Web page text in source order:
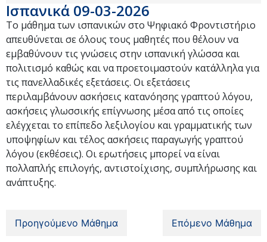
Ισπανικά 09-03-2026
Το μάθημα των ισπανικών στο Ψηφιακό Φροντιστήριο
απευθύνεται σε όλους τους μαθητές που θέλουν να
εμβαθύνουν τις γνώσεις στην ισπανική γλώσσα και
πολιτισμό καθώς και να προετοιμαστούν κατάλληλα για
τις πανελλαδικές εξετάσεις. Οι εξετάσεις
περιλαμβάνουν ασκήσεις κατανόησης γραπτού λόγου,
ασκήσεις γλωσσικής επίγνωσης μέσα από τις οποίες
ελέγχεται το επίπεδο λεξιλογίου και γραμματικής των
υποψηφίων και τέλος ασκήσεις παραγωγής γραπτού
λόγου (εκθέσεις). Οι ερωτήσεις μπορεί να είναι
πολλαπλής επιλογής, αντιστοίχισης, συμπλήρωσης και
ανάπτυξης.
Προηγούμενο Μάθημα Επόμενο Μάθημα